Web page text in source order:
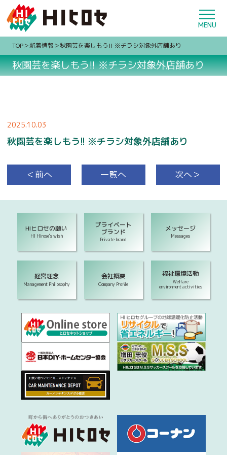
TOP 新着情報 秋園芸を楽しもう!! ※チラシ対象外店舗あり
秋園芸を楽しもう!! ※チラシ対象外店舗あり
2025.10.03
秋園芸を楽しもう!! ※チラシ対象外店舗あり
＜前へ 一覧へ 次へ＞
HIヒロセの願い
HI Hirose's wish
プライベート
ブランド
Private brand
メッセージ
Messages
経営理念
Management Philosophy
会社概要
Company Profile
福祉環境活動
Welfare
environment activities